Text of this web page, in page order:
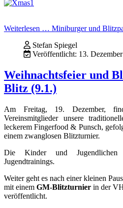
Weiterlesen … Miniburger und
Stefan Spiegel
Veröffentlicht: 13.
Weihnachtsfeier und
Blitz (9.1.)
Am Freitag, 19. Dezember,
Vereinsmitglieder unsere
leckerem Fingerfood & Punsch,
einem zwanglosen Blitzturnier.
Die Kinder und
Jugendtrainings.
Weiter geht es nach einer kleinen
mit einem GM-Blitzturnier in der
veröffentlicht.